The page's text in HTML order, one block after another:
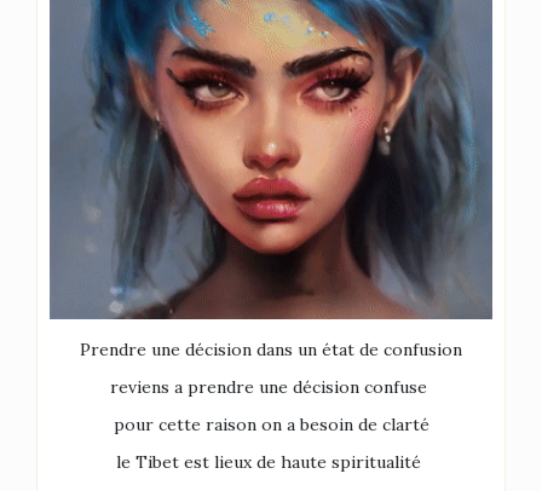
Prendre une décision dans un état de confusion
reviens a prendre une décision confuse
pour cette raison on a besoin de clarté
le Tibet est lieux de haute spiritualité